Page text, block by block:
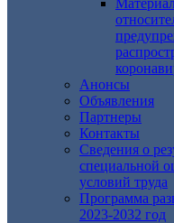
Анонсы
Объявления
Партнеры
Контакты
Сведения о
специальной
условий труда
Программа
2023-2032 год